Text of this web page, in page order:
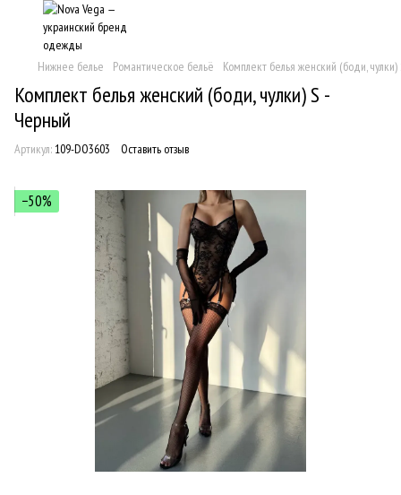
Нижнее белье Романтическое бельё Комплект белья женский (боди,
Комплект белья женский (боди, чулки) S -
Черный
Артикул: 109-DO3603 Оставить отзыв
−50%